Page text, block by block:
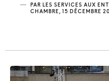
PAR LES SERVICES AUX
CHAMBRE, 15 DÉCEMBRE